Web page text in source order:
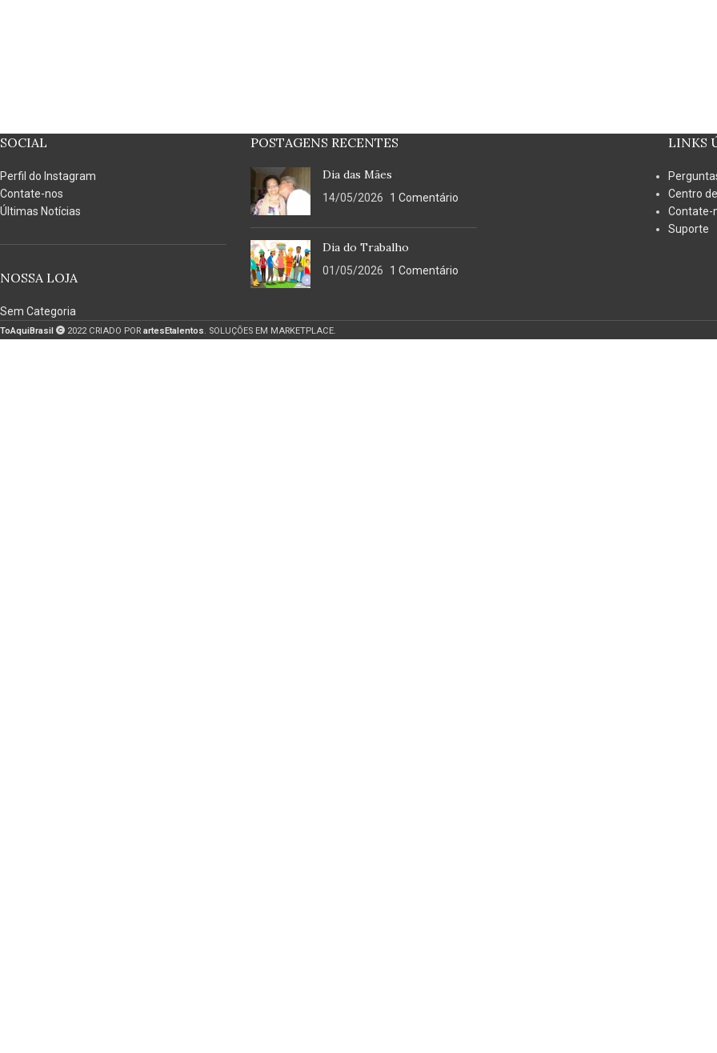
SOCIAL
Perfil do Instagram
Contate-nos
Últimas Notícias
NOSSA LOJA
Sem Categoria
POSTAGENS RECENTES
Dia das Mães
14/05/2026 1 Comentário
Dia do Trabalho
01/05/2026 1 Comentário
LINKS
Centro
Contate-
Suporte
ToAquiBrasil 2022 CRIADO POR artesEtalentos. SOLUÇÕES EM MARKETPLACE.